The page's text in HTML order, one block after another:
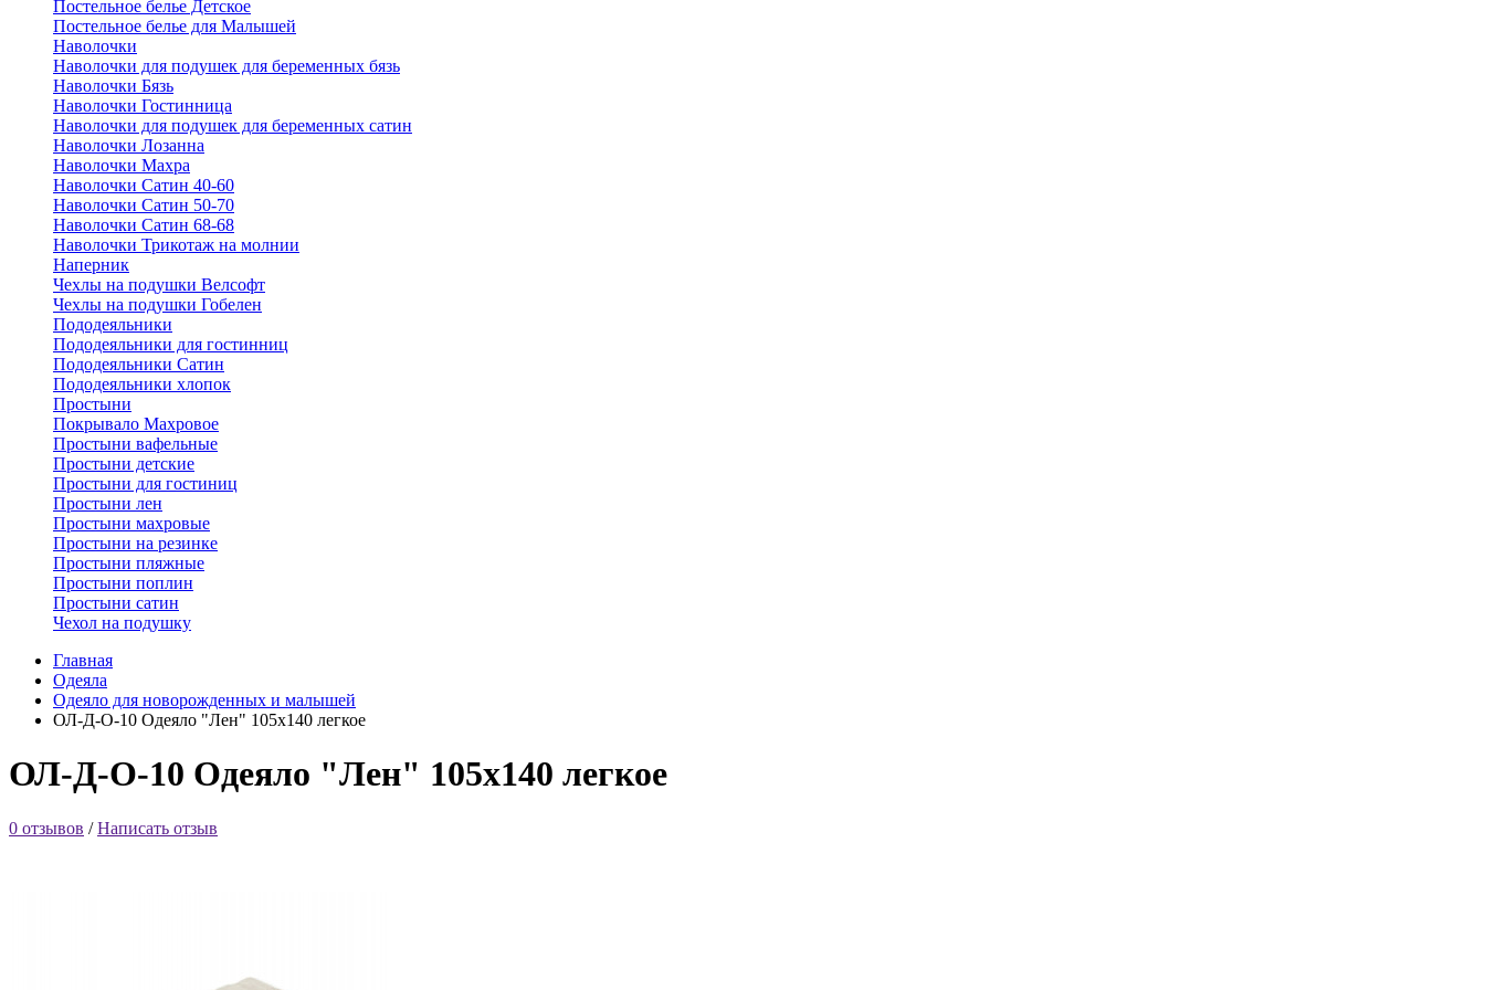
Постельное белье Детское
Постельное белье для Малышей
Наволочки
Наволочки для подушек для беременных бязь
Наволочки Бязь
Наволочки Гостинница
Наволочки для подушек для беременных сатин
Наволочки Лозанна
Наволочки Махра
Наволочки Сатин 40-60
Наволочки Сатин 50-70
Наволочки Сатин 68-68
Наволочки Трикотаж на молнии
Наперник
Чехлы на подушки Велсофт
Чехлы на подушки Гобелен
Пододеяльники
Пододеяльники для гостинниц
Пододеяльники Сатин
Пододеяльники хлопок
Простыни
Покрывало Махровое
Простыни вафельные
Простыни детские
Простыни для гостиниц
Простыни лен
Простыни махровые
Простыни на резинке
Простыни пляжные
Простыни поплин
Простыни сатин
Чехол на подушку
Главная
Одеяла
Одеяло для новорожденных и малышей
ОЛ-Д-О-10 Одеяло "Лен" 105х140 легкое
ОЛ-Д-О-10 Одеяло "Лен" 105х140 легкое
0 отзывов /Написать отзыв